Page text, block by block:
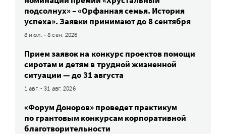
подсолнух» – «Орфанная семья. История
успеха». Заявки принимают до 8 сентября
8 июл. - 8 сен. 2026
Прием заявок на конкурс проектов помощи
сиротам и детям в трудной жизненной
ситуации — до 31 августа
1 авг. - 31 авг. 2026
«Форум Доноров» проведет практикум
по грантовым конкурсам корпоративной
благотворительности